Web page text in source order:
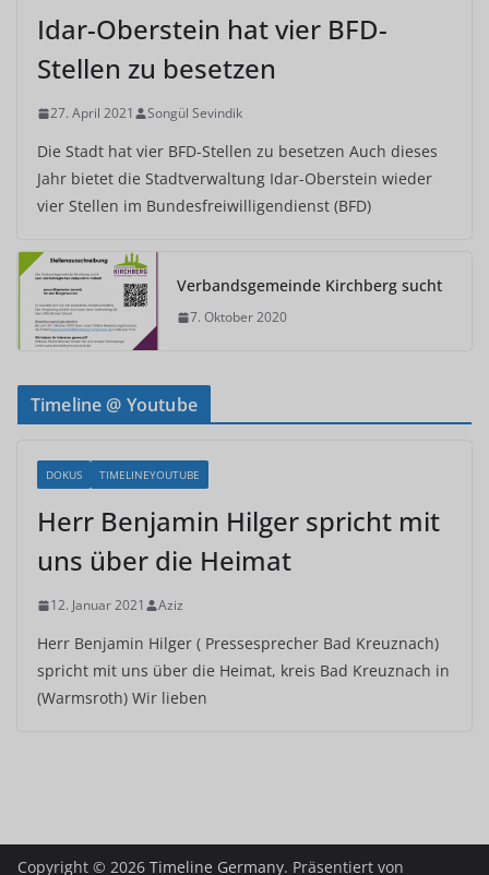
Idar-Oberstein hat vier BFD-
Stellen zu besetzen
27. April 2021 Songül Sevindik
Die Stadt hat vier BFD-Stellen zu besetzen Auch dieses
Jahr bietet die Stadtverwaltung Idar-Oberstein wieder
vier Stellen im Bundesfreiwilligendienst (BFD)
Verbandsgemeinde Kirchberg sucht
7. Oktober 2020
Timeline @ Youtube
DOKUS TIMELINEYOUTUBE
Herr Benjamin Hilger spricht mit
uns über die Heimat
12. Januar 2021 Aziz
Herr Benjamin Hilger ( Pressesprecher Bad Kreuznach)
spricht mit uns über die Heimat, kreis Bad Kreuznach in
(Warmsroth) Wir lieben
Copyright © 2026 Timeline Germany. Präsentiert von